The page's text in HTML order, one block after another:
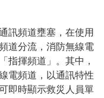
訊頻道壅塞，在使用
道分流，消防無線電
指揮頻道」。其中，
電頻道，以通訊特性
即時顯示救災人員單